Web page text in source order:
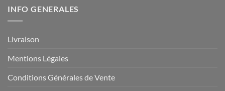
INFO GENERALES
Livraison
Mentions Légales
Conditions Générales de Vente